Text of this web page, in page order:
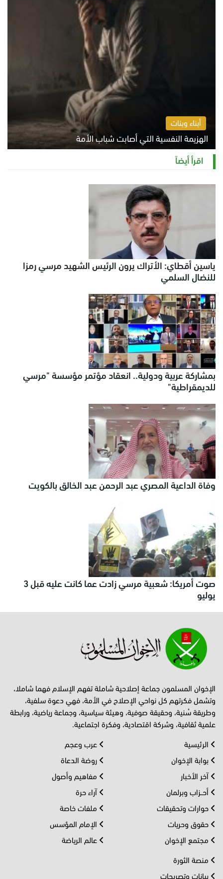
أبناء وبنات
الهزيمة النفسية التي أصابت شباب الأمة
الخميس 6 أغسطس 2026 11:12 ص
اقرأ أيضاً
ياسين أقطاي: الأتراك يرون الرئيس الشهيد مرسي رمزا
للنضال السلمي
بمشاركة عربية ودولية.. انعقاد مؤتمر مؤسسة "مرسي
للديمقراطية"
وفاة الداعية المصري عبد الرحمن عبد الخالق بالكويت
صوت أمريكا: شعبية مرسي زادت عما كانت عليه قبل 3
يوليو
الإخوان المسلمون جماعة إصلاحية شاملة تفهم الإسلام فهما شاملا،
وتشمل فكرتهم كل نواحي الإصلاح في الأمة، فهي دعوة سلفية،
وطريقة سُنية، وحقيقة صوفية، وهيئة سياسية، وجماعة رياضية، ورابطة
علمية ثقافية، وشركة اقتصادية، وفكرة اجتماعية.
الرئيسية
بوابة الإخوان
آخر الأخبار
أحــزاب وبرلمان
حوارات وتحقيقات
حقوق وحريات
مجتمع الإخوان
عرب وعجم
روضة الدعاة
مفاهيم وأصول
آراء حرة
ملفات خاصة
الإمام المؤسس
عالم الرياضة
منصة الثورة
بيانات وتصريحات